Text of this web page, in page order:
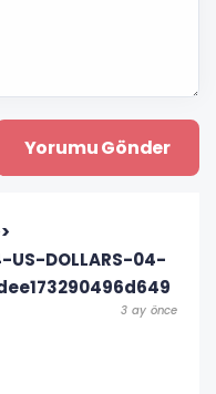
DOLLARS-04-
3 ay önce